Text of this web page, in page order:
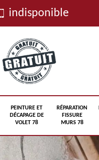
indisponible
PEINTURE ET
DÉCAPAGE DE
VOLET 78
RÉPARATION
FISSURE
MURS 78